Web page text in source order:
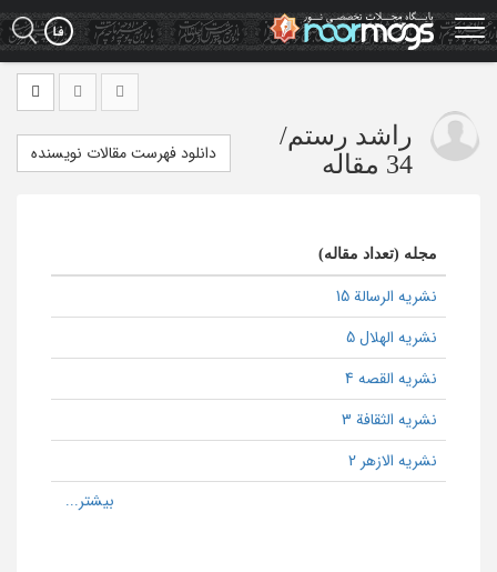
Skip
to
main
راشد رستم/
34 مقاله
دانلود فهرست مقالات نویسنده
مجله (تعداد مقاله)
نشریه الرسالة 15
نشریه الهلال 5
نشریه القصه 4
نشریه الثقافة 3
نشریه الازهر 2